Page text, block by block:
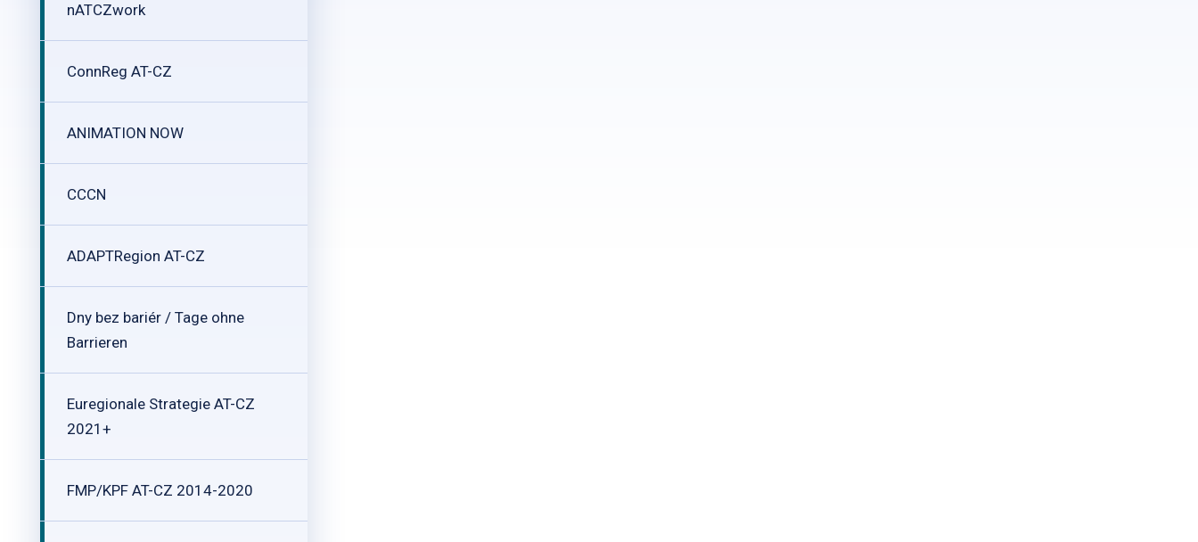
nATCZwork
ConnReg AT-CZ
ANIMATION NOW
CCCN
ADAPTRegion AT-CZ
Dny bez bariér / Tage ohne
Barrieren
Euregionale Strategie AT-CZ
2021+
FMP/KPF AT-CZ 2014-2020